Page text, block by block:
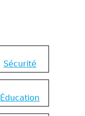
Sécurité
Éducation